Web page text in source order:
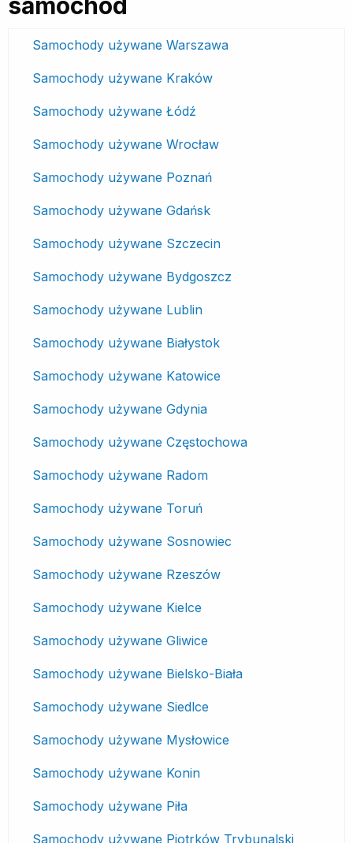
Samochody używane Warszawa
Samochody używane Kraków
Samochody używane Łódź
Samochody używane Wrocław
Samochody używane Poznań
Samochody używane Gdańsk
Samochody używane Szczecin
Samochody używane Bydgoszcz
Samochody używane Lublin
Samochody używane Białystok
Samochody używane Katowice
Samochody używane Gdynia
Samochody używane Częstochowa
Samochody używane Radom
Samochody używane Toruń
Samochody używane Sosnowiec
Samochody używane Rzeszów
Samochody używane Kielce
Samochody używane Gliwice
Samochody używane Bielsko-Biała
Samochody używane Siedlce
Samochody używane Mysłowice
Samochody używane Konin
Samochody używane Piła
Samochody używane Piotrków Trybunalski